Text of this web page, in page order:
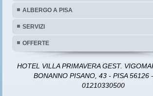
ALBERGO A PISA
SERVIZI
OFFERTE
HOTEL VILLA PRIMAVERA GEST.
BONANNO PISANO, 43 - PISA 56126
01210330500